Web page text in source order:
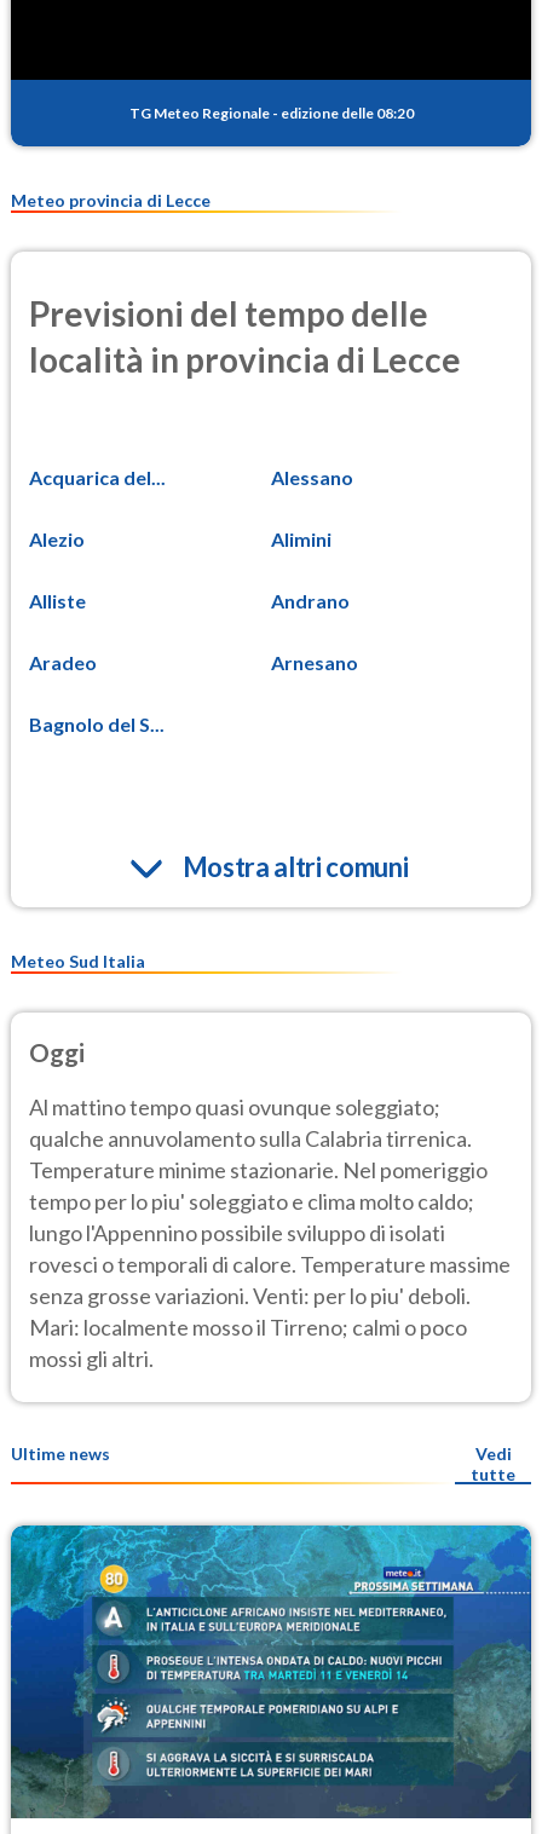
TG Meteo Regionale - edizione delle 08:20
Meteo provincia di Lecce
Previsioni del tempo delle
località in provincia di Lecce
Acquarica del... Alessano
Alezio Alimini
Alliste Andrano
Aradeo Arnesano
Bagnolo del S...
Mostra altri comuni
Meteo Sud Italia
Oggi
Al mattino tempo quasi ovunque soleggiato;
qualche annuvolamento sulla Calabria tirrenica.
Temperature minime stazionarie. Nel pomeriggio
tempo per lo piu' soleggiato e clima molto caldo;
lungo l'Appennino possibile sviluppo di isolati
rovesci o temporali di calore. Temperature massime
senza grosse variazioni. Venti: per lo piu' deboli.
Mari: localmente mosso il Tirreno; calmi o poco
mossi gli altri.
Ultime news
Vedi
tutte